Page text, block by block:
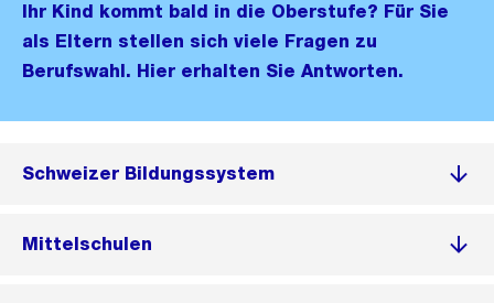
Ihr Kind kommt bald in die Oberstufe? Für Sie
als Eltern stellen sich viele Fragen zu
Berufswahl. Hier erhalten Sie Antworten.
Schweizer Bildungssystem
Mittelschulen